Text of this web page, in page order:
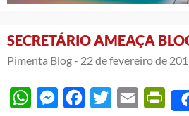
SECRETÁRIO AMEAÇA
Pimenta Blog - 22 de fevereiro de
WhatsAppMessengerFacebook
Twitter Email